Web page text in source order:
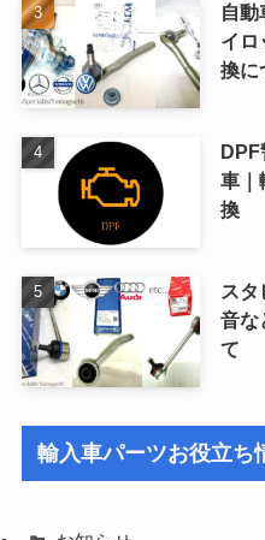
自動
イロ
換に
DPF
車｜
換
ス
音な
て
輸入車パーツお役立ち